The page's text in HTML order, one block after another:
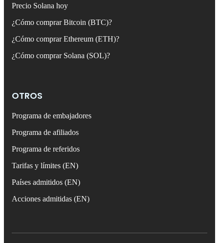
Precio Solana hoy
¿Cómo comprar Bitcoin (BTC)?
¿Cómo comprar Ethereum (ETH)?
¿Cómo comprar Solana (SOL)?
OTROS
Programa de embajadores
Programa de afiliados
Programa de referidos
Tarifas y límites (EN)
Países admitidos (EN)
Acciones admitidas (EN)